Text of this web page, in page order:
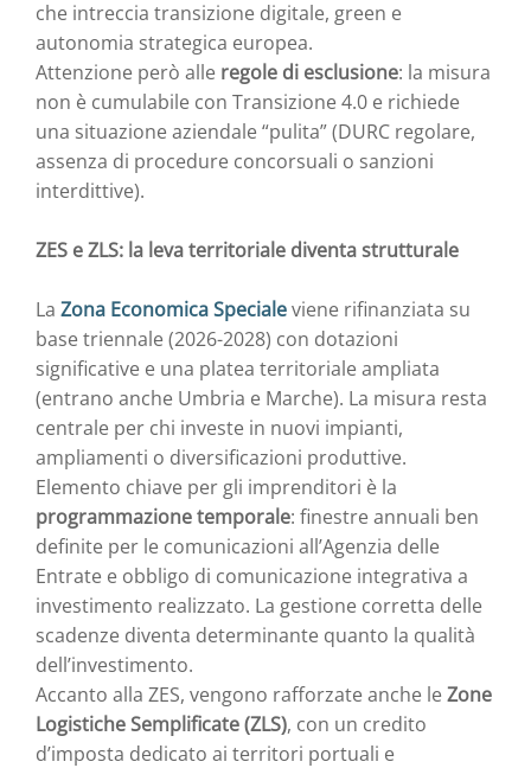
che intreccia transizione digitale, green e
autonomia strategica europea.
Attenzione però alle regole di esclusione: la misura
non è cumulabile con Transizione 4.0 e richiede
una situazione aziendale “pulita” (DURC regolare,
assenza di procedure concorsuali o sanzioni
interdittive).
ZES e ZLS: la leva territoriale diventa strutturale
La Zona Economica Specialeviene rifinanziata su
base triennale (2026-2028) con dotazioni
significative e una platea territoriale ampliata
(entrano anche Umbria e Marche). La misura resta
centrale per chi investe in nuovi impianti,
ampliamenti o diversificazioni produttive.
Elemento chiave per gli imprenditori è la
programmazione temporale: finestre annuali ben
definite per le comunicazioni all’Agenzia delle
Entrate e obbligo di comunicazione integrativa a
investimento realizzato. La gestione corretta delle
scadenze diventa determinante quanto la qualità
dell’investimento.
Accanto alla ZES, vengono rafforzate anche leZone
Logistiche Semplificate (ZLS), con un credito
d’imposta dedicato ai territori portuali e